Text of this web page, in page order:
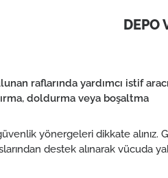
DEPO
raflarında yardımcı istif
doldurma veya boşaltma
yönergeleri dikkate alınız.
destek alınarak vücuda